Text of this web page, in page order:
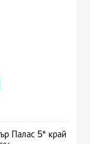
Палас 5* край